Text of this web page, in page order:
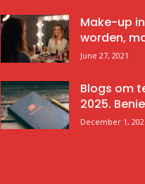
Make-up
worden,
June 27, 2021
Blogs om
2025.
December 1,